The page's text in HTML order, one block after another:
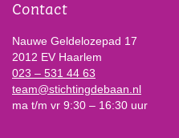
Contact
Nauwe Geldelozepad 17
2012 EV Haarlem
023 – 531 44 63
team@stichtingdebaan.nl
ma t/m vr 9:30 – 16:30 uur